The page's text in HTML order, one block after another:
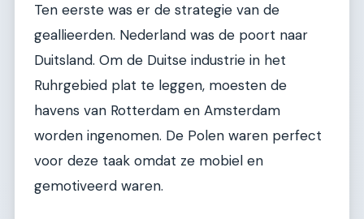
Ten eerste was er de strategie van de
geallieerden. Nederland was de poort naar
Duitsland. Om de Duitse industrie in het
Ruhrgebied plat te leggen, moesten de
havens van Rotterdam en Amsterdam
worden ingenomen. De Polen waren perfect
voor deze taak omdat ze mobiel en
gemotiveerd waren.